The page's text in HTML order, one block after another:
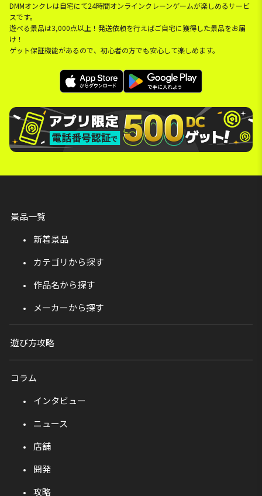
DMMオンクレは自宅にて24時間オンラインクレーンゲームが楽しめるサービ
スです。
遊べる景品は3,000点以上！発送依頼を行えばご自宅に獲得した景品をお届
け！
ゲット保証機能があるので、初心者の方でも安心して楽しめます。
景品一覧
新着景品
カテゴリから探す
作品名から探す
メーカーから探す
遊び方攻略
コラム
インタビュー
ニュース
店舗
開発
攻略